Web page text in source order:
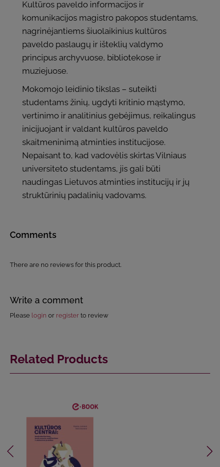
Kultūros paveldo informacijos ir
komunikacijos magistro pakopos studentams,
nagrinėjantiems šiuolaikinius kultūros
paveldo paslaugų ir išteklių valdymo
principus archyvuose, bibliotekose ir
muziejuose.
Mokomojo leidinio tikslas – suteikti
studentams žinių, ugdyti kritinio mąstymo,
vertinimo ir analitinius gebėjimus, reikalingus
inicijuojant ir valdant kultūros paveldo
skaitmeninimą atminties institucijose.
Nepaisant to, kad vadovėlis skirtas Vilniaus
universiteto studentams, jis gali būti
naudingas Lietuvos atminties institucijų ir jų
struktūrinių padalinių vadovams.
Comments
There are no reviews for this product.
Write a comment
Please login or register to review
Related Products